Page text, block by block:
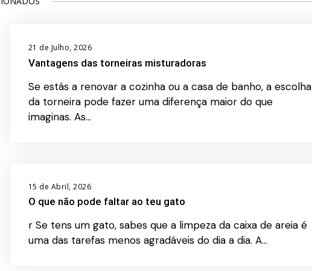
21 de Julho, 2026
Vantagens das torneiras misturadoras
Se estás a renovar a cozinha ou a casa de banho, a escolha
da torneira pode fazer uma diferença maior do que
imaginas. As…
15 de Abril, 2026
O que não pode faltar ao teu gato
r Se tens um gato, sabes que a limpeza da caixa de areia é
uma das tarefas menos agradáveis do dia a dia. A…